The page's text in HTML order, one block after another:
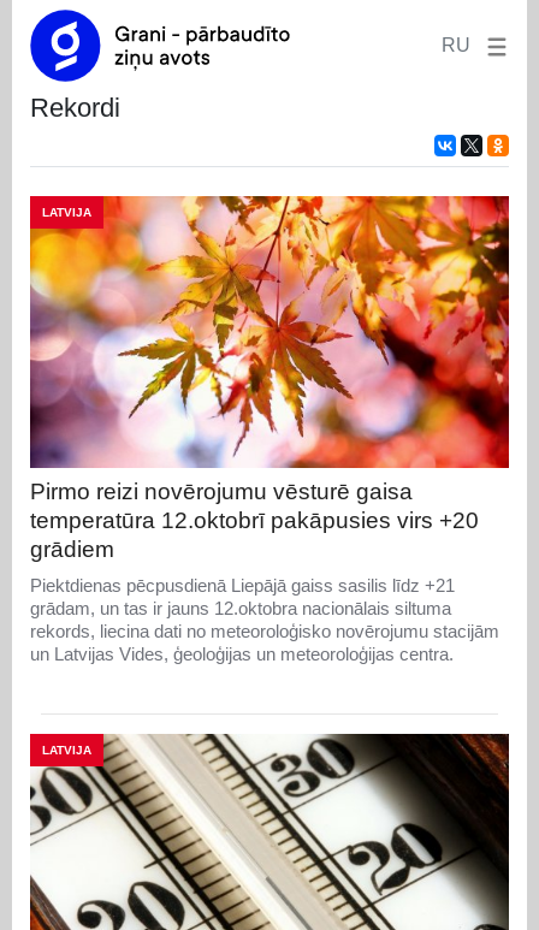
RU
rekordi
LATVIJA
Pirmo reizi novērojumu vēsturē gaisa
temperatūra 12.oktobrī pakāpusies virs +20
grādiem
Piektdienas pēcpusdienā Liepājā gaiss sasilis līdz +21
grādam, un tas ir jauns 12.oktobra nacionālais siltuma
rekords, liecina dati no meteoroloģisko novērojumu stacijām
un Latvijas Vides, ģeoloģijas un meteoroloģijas centra.
LATVIJA